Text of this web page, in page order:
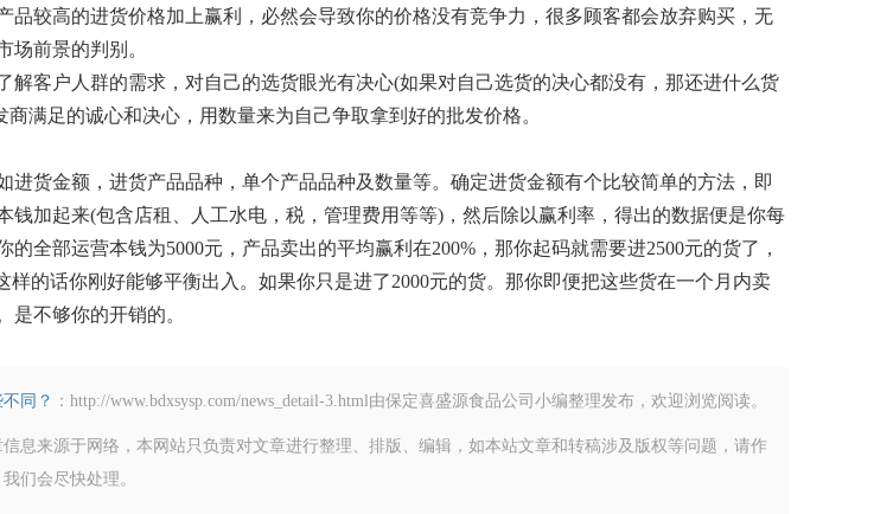
品较高的进货价格加上赢利，必然会导致你的价格没有竞争力，很多顾客都会放弃购买，无
场前景的判别。
解客户人群的需求，对自己的选货眼光有决心(如果对自己选货的决心都没有，那还进什么货
商满足的诚心和决心，用数量来为自己争取拿到好的批发价格。
进货金额，进货产品品种，单个产品品种及数量等。确定进货金额有个比较简单的方法，即
钱加起来(包含店租、人工水电，税，管理费用等等)，然后除以赢利率，得出的数据便是你每
的全部运营本钱为5000元，产品卖出的平均赢利在200%，那你起码就需要进2500元的货了，
样的话你刚好能够平衡出入。如果你只是进了2000元的货。那你即便把这些货在一个月内卖
是不够你的开销的。
同？ ：http://www.bdxsysp.com/news_detail-3.html由保定喜盛源食品公司小编整理发布，欢迎浏览阅读。
息来源于网络，本网站只负责对文章进行整理、排版、编辑，如本站文章和转稿涉及版权等问题，请作
们会尽快处理。